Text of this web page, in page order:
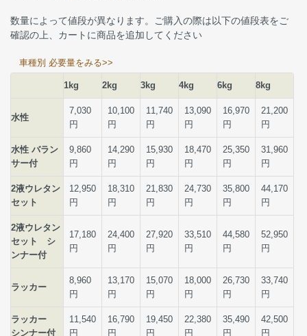
数量によって値段が異なります。ご購入の際は以下の値段表をご
確認の上、カートに商品を追加してください
車種別 必要量をみる>>